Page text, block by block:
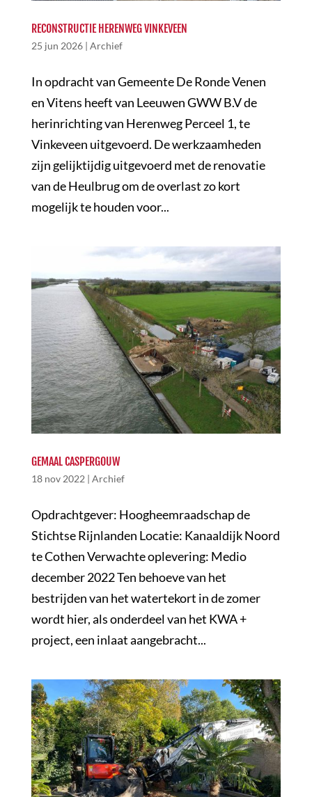
RECONSTRUCTIE HERENWEG VINKEVEEN
25 jun 2026| Archief
In opdracht van Gemeente De Ronde Venen
en Vitens heeft van Leeuwen GWW B.V de
herinrichting van Herenweg Perceel 1, te
Vinkeveen uitgevoerd. De werkzaamheden
zijn gelijktijdig uitgevoerd met de renovatie
van de Heulbrug om de overlast zo kort
mogelijk te houden voor...
GEMAAL CASPERGOUW
18 nov 2022 | Archief
Opdrachtgever: Hoogheemraadschap de
Stichtse Rijnlanden Locatie: Kanaaldijk Noord
te Cothen Verwachte oplevering: Medio
december 2022 Ten behoeve van het
bestrijden van het watertekort in de zomer
wordt hier, als onderdeel van het KWA +
project, een inlaat aangebracht...